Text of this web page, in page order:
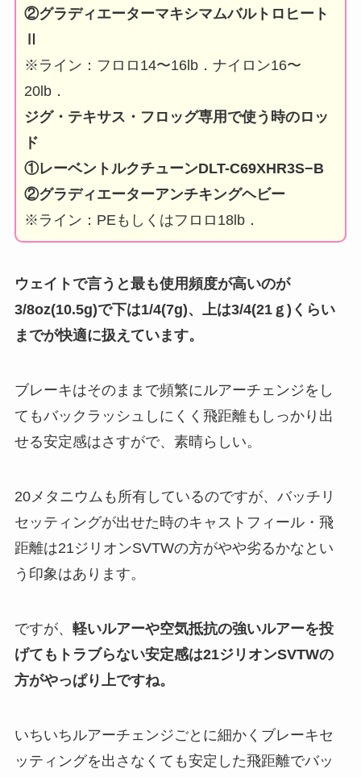
②グラディエーターマキシマムバルトロヒート
Ⅱ
※ライン：フロロ14〜16lb．ナイロン16〜
20lb．
ジグ・テキサス・フロッグ専用で使う 時のロッ
ド
①レーベントルクチューンDLT-C69XHR3S−B
②グラディエーターアンチキングヘビー
※ライン：PEもしくはフロロ18lb．
ウェイトで言うと最も使用頻度が高いのが
3/8oz(10.5g)で下は1/4(7g)、上は3/4(21ｇ)くらい
までが快適に扱えています。
ブレーキはそのままで頻繁にルアーチェンジをし
てもバックラッシュしにくく飛距離もしっかり出
せる安定感はさすがで、素晴らしい。
20メタニウムも所有しているのですが、バッチリ
セッティングが出せた時のキャストフィール・飛
距離は21ジリオンSVTWの方がやや劣るかなとい
う印象はあります。
ですが、 軽いルアーや空気抵抗の強いルアーを投
げてもトラブらない安定感は21ジリオンSVTWの
方がやっぱり上ですね。
いちいちルアーチェンジごとに細かくブレーキセ
ッティングを出さなくても安定した飛距離でバッ